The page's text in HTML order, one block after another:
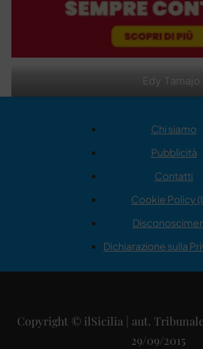
Edy Tamajo
Chi siamo
Pubblicità
Contatti
Cookie Policy
Dichiarazione sulla
Copyright © ilSicilia | aut. Tribunale
29/09/2015